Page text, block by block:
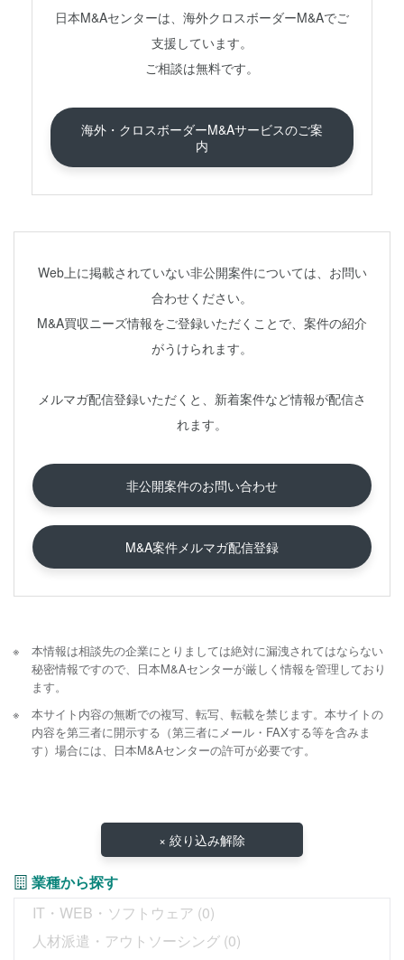
日本M&Aセンターは、海外クロスボーダーM&Aでご
支援しています。
ご相談は無料です。
海外・クロスボーダーM&Aサービスのご案
内
Web上に掲載されていない非公開案件については、お問い
合わせください。
M&A買収ニーズ情報をご登録いただくことで、案件の紹介
がうけられます。
メルマガ配信登録いただくと、新着案件など情報が配信さ
れます。
非公開案件のお問い合わせ
M&A案件メルマガ配信登録
本情報は相談先の企業にとりましては絶対に漏洩されてはならない
秘密情報ですので、日本M&Aセンターが厳しく情報を管理しており
ます。
本サイト内容の無断での複写、転写、転載を禁じます。本サイトの
内容を第三者に開示する（第三者にメール・FAXする等を含みま
す）場合には、日本M&Aセンターの許可が必要です。
× 絞り込み解除
業種から探す
IT・WEB・ソフトウェア (0)
人材派遣・アウトソーシング (0)